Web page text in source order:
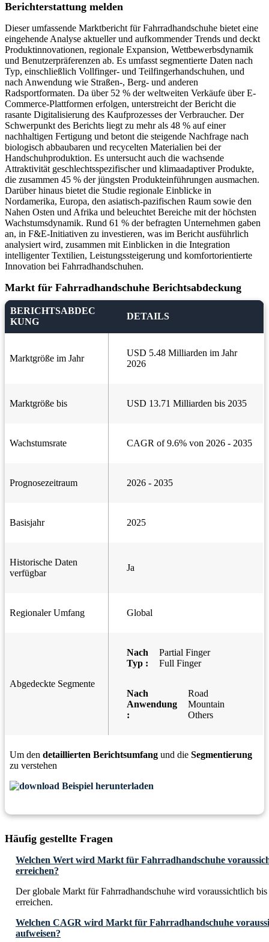
Berichterstattung melden
Dieser umfassende Marktbericht für Fahrradhandschuhe bietet eine
eingehende Analyse aktueller und aufkommender Trends und deckt
Produktinnovationen, regionale Expansion, Wettbewerbsdynamik
und Benutzerpräferenzen ab. Es umfasst segmentierte Daten nach
Typ, einschließlich Vollfinger- und Teilfingerhandschuhen, und
nach Anwendung wie Straßen-, Berg- und anderen
Radsportformaten. Da über 52 % der weltweiten Verkäufe über E-
Commerce-Plattformen erfolgen, unterstreicht der Bericht die
rasante Digitalisierung des Kaufprozesses der Verbraucher. Der
Schwerpunkt des Berichts liegt zu mehr als 48 % auf einer
nachhaltigen Fertigung und betont die steigende Nachfrage nach
biologisch abbaubaren und recycelten Materialien bei der
Handschuhproduktion. Es untersucht auch die wachsende
Attraktivität geschlechtsspezifischer und klimaadaptiver Produkte,
die zusammen 45 % der jüngsten Produkteinführungen ausmachen.
Darüber hinaus bietet die Studie regionale Einblicke in
Nordamerika, Europa, den asiatisch-pazifischen Raum sowie den
Nahen Osten und Afrika und beleuchtet Bereiche mit der höchsten
Wachstumsdynamik. Rund 61 % der befragten Unternehmen gaben
an, in F&E-Initiativen zu investieren, was im Bericht ausführlich
analysiert wird, zusammen mit Einblicken in die Integration
intelligenter Textilien, Leistungssteigerung und komfortorientierte
Innovation bei Fahrradhandschuhen.
Markt für Fahrradhandschuhe Berichtsabdeckung
BERICHTSABDEC
KUNG
DETAILS
Marktgröße im Jahr
USD 5.48 Milliarden im Jahr
2026
Marktgröße bis USD 13.71 Milliarden bis 2035
Wachstumsrate CAGR of 9.6% von 2026 - 2035
Prognosezeitraum 2026 - 2035
Basisjahr 2025
Historische Daten
verfügbar
Ja
Regionaler Umfang Global
Abgedeckte Segmente
Nach
Typ :
Partial Finger
Full Finger
Nach
Anwendung
:
Road
Mountain
Others
Um den detaillierten Berichtsumfang und die Segmentierung
zu verstehen
Beispiel herunterladen
Häufig gestellte Fragen
Welchen Wert wird Markt für Fahrradhandschuhe
erreichen?
Der globale Markt für Fahrradhandschuhe wird voraussichtlich
erreichen.
Welchen CAGR wird Markt für Fahrradhandschuhe
aufweisen?